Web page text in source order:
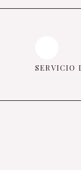
SERVICIO